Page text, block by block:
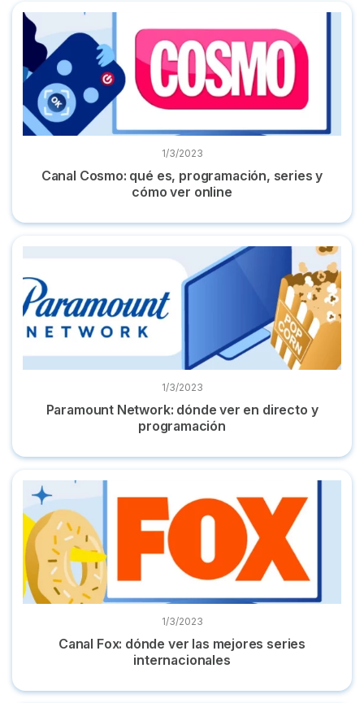
Canal Cosmo: qué es, programación, series y cómo ver
1/3/2023
Canal Cosmo: qué es, programación, series y
cómo ver online
Paramount Network: dónde ver en directo y programación
1/3/2023
Paramount Network: dónde ver en directo y
programación
Canal Fox: dónde ver las mejores series internacionales
1/3/2023
Canal Fox: dónde ver las mejores series
internacionales